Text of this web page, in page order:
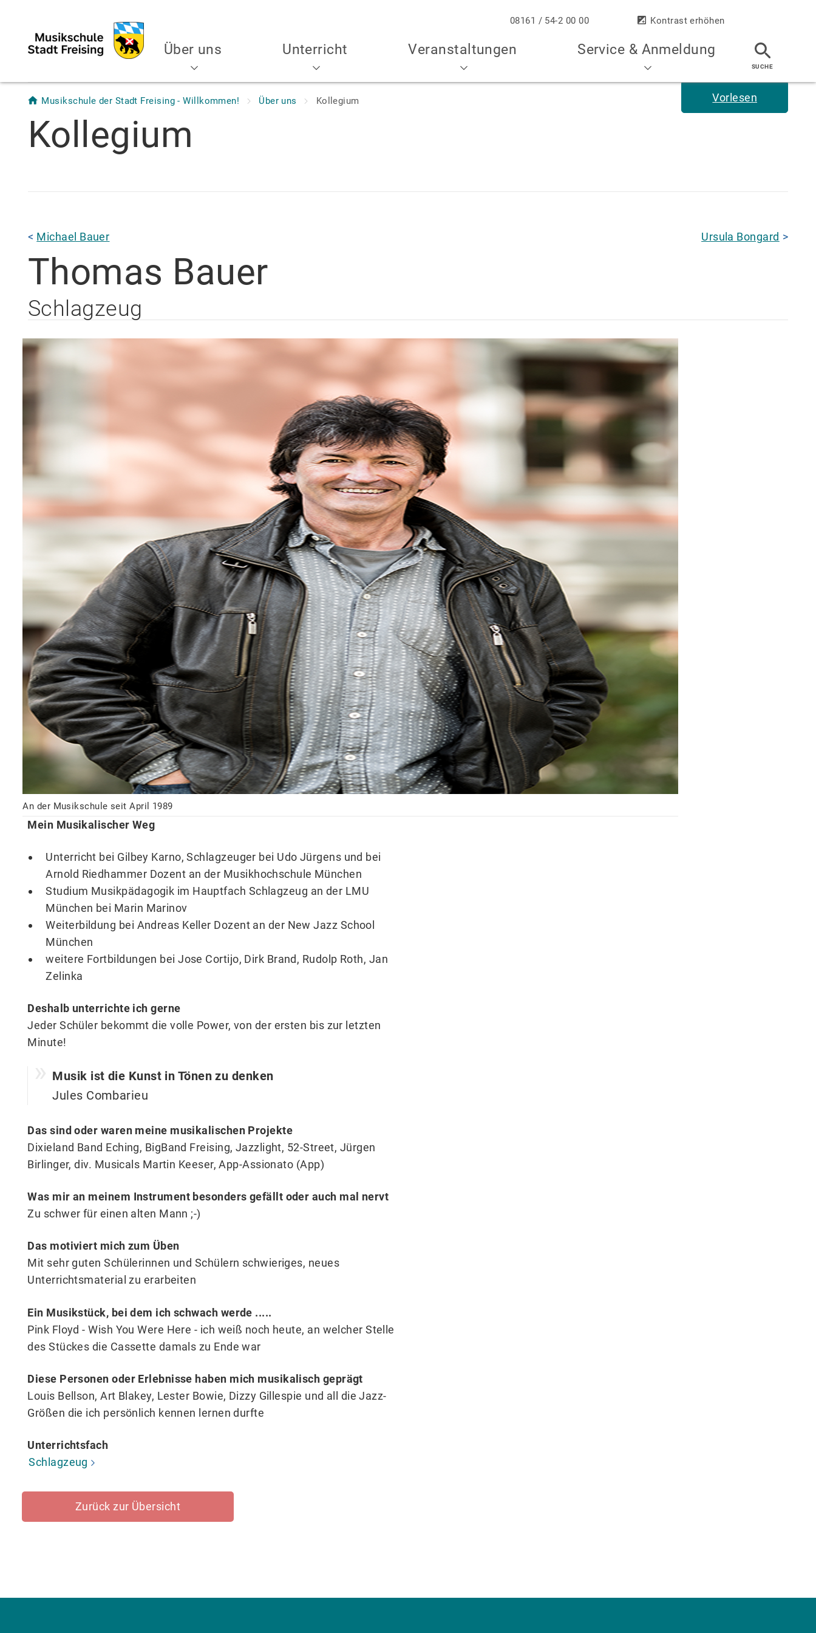
08161 / 54-2 00 00 Kontrast erhöhen
Über uns Unterricht Veranstaltungen Service & Anmeldung
Vorlesen
Musikschule der Stadt Freising - Willkommen! Über uns Kollegium
Kollegium
< Michael Bauer Ursula Bongard >
Thomas Bauer
Schlagzeug
An der Musikschule seit April 1989
Mein Musikalischer Weg
Unterricht bei Gilbey Karno, Schlagzeuger bei Udo Jürgens und bei
Arnold Riedhammer Dozent an der Musikhochschule München
Studium Musikpädagogik im Hauptfach Schlagzeug an der LMU
München bei Marin Marinov
Weiterbildung bei Andreas Keller Dozent an der New Jazz School
München
weitere Fortbildungen bei Jose Cortijo, Dirk Brand, Rudolp Roth, Jan
Zelinka
Deshalb unterrichte ich gerne
Jeder Schüler bekommt die volle Power, von der ersten bis zur letzten
Minute!
Musik ist die Kunst in Tönen zu denken
Jules Combarieu
Das sind oder waren meine musikalischen Projekte
Dixieland Band Eching, BigBand Freising, Jazzlight, 52-Street, Jürgen
Birlinger, div. Musicals Martin Keeser, App-Assionato (App)
Was mir an meinem Instrument besonders gefällt oder auch mal nervt
Zu schwer für einen alten Mann ;-)
Das motiviert mich zum Üben
Mit sehr guten Schülerinnen und Schülern schwieriges, neues
Unterrichtsmaterial zu erarbeiten
Ein Musikstück, bei dem ich schwach werde .....
Pink Floyd - Wish You Were Here - ich weiß noch heute, an welcher Stelle
des Stückes die Cassette damals zu Ende war
Diese Personen oder Erlebnisse haben mich musikalisch geprägt
Louis Bellson, Art Blakey, Lester Bowie, Dizzy Gillespie und all die Jazz-
Größen die ich persönlich kennen lernen durfte
Unterrichtsfach
Schlagzeug